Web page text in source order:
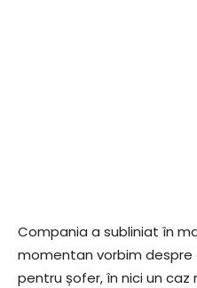
Compania a subliniat în
momentan vorbim
pentru șofer, în nici un